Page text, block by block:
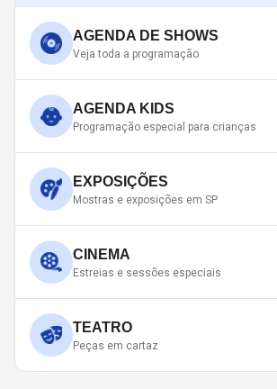
AGENDA DE SHOWS
Veja toda a programação
AGENDA KIDS
Programação especial para crianças
EXPOSIÇÕES
Mostras e exposições em SP
CINEMA
Estreias e sessões especiais
TEATRO
Peças em cartaz